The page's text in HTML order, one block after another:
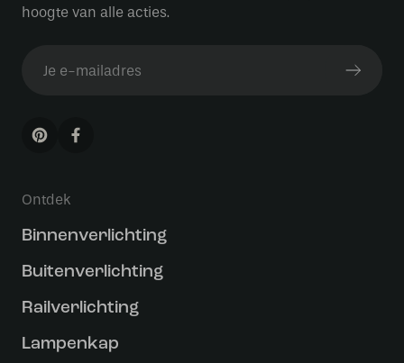
hoogte van alle acties.
Ontdek
Binnenverlichting
Buitenverlichting
Railverlichting
Lampenkap